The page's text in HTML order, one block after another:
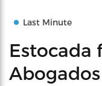
Last Minute
Estocada
Abogados